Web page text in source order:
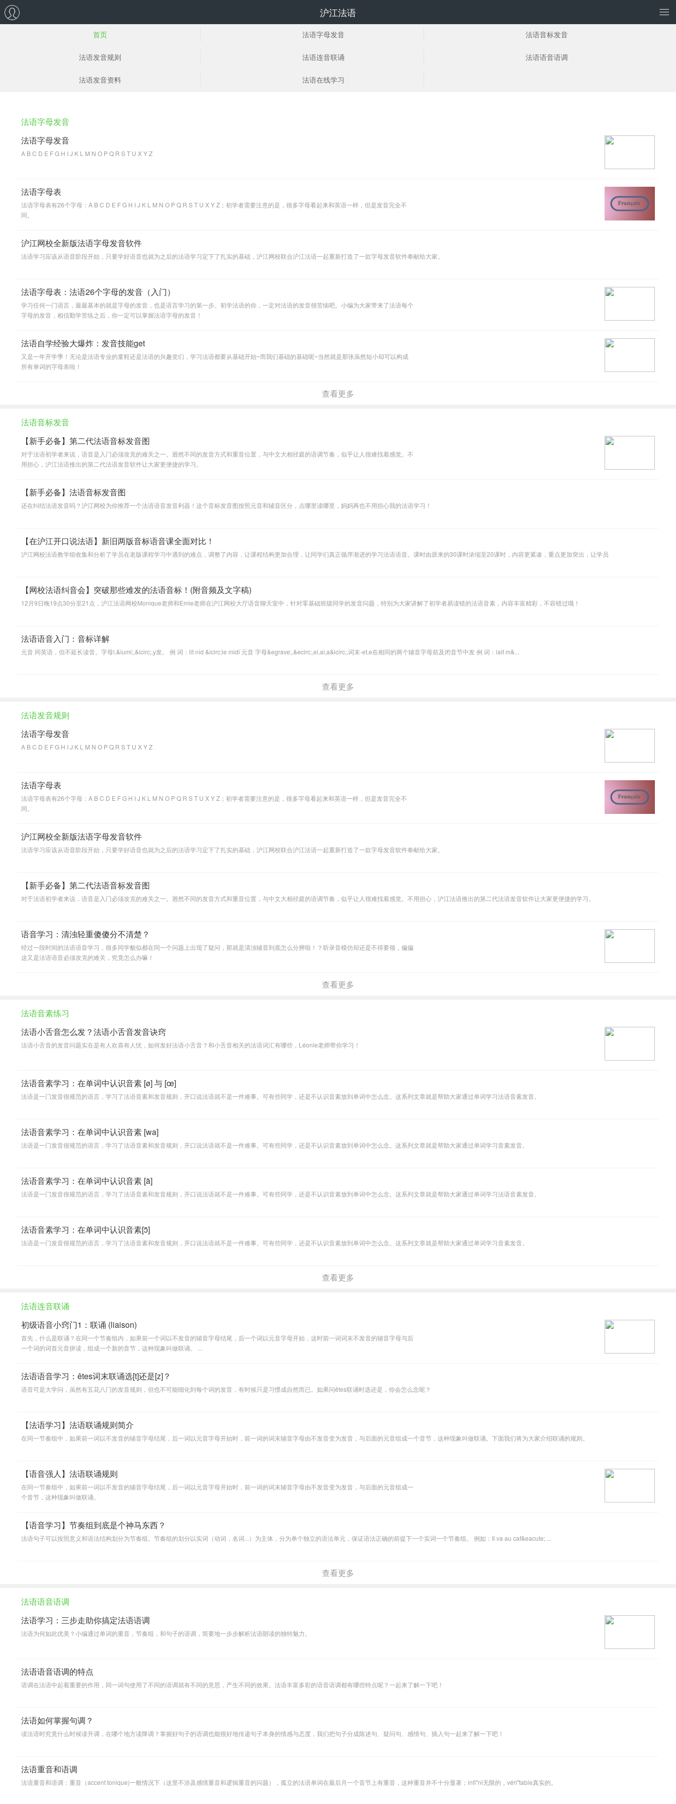
沪江法语
首页 法语字母发音 法语音标发音
法语发音规则 法语连音联诵 法语语音语调
法语发音资料 法语在线学习
法语字母发音
法语字母发音
A B C D E F G H I J K L M N O P Q R S T U X Y Z
法语字母表
法语字母表有26个字母：A B C D E F G H I J K L M N O P Q R S T U X Y Z；初学者需要注意的是，很多字母看起来和英语一样，但是发音完全不
同。
沪江网校全新版法语字母发音软件
法语学习应该从语音阶段开始，只要学好语音也就为之后的法语学习定下了扎实的基础，沪江网校联合沪江法语一起重新打造了一款字母发音软件奉献给大家。
法语字母表：法语26个字母的发音（入门）
学习任何一门语言，最最基本的就是字母的发音，也是语言学习的第一步。初学法语的你，一定对法语的发音很苦恼吧。小编为大家带来了法语每个
字母的发音，相信勤学苦练之后，你一定可以掌握法语字母的发音！
法语自学经验大爆炸：发音技能get
又是一年开学季！无论是法语专业的童鞋还是法语的兴趣党们，学习法语都要从基础开始~而我们基础的基础呢~当然就是那张虽然短小却可以构成
所有单词的字母表啦！
查看更多
法语音标发音
【新手必备】第二代法语音标发音图
对于法语初学者来说，语音是入门必须攻克的难关之一。迥然不同的发音方式和重音位置，与中文大相径庭的语调节奏，似乎让人很难找着感觉。不
用担心，沪江法语推出的第二代法语发音软件让大家更便捷的学习。
【新手必备】法语音标发音图
还在纠结法语发音吗？沪江网校为你推荐一个法语语音发音利器！这个音标发音图按照元音和辅音区分，点哪里读哪里，妈妈再也不用担心我的法语学习！
【在沪江开口说法语】新旧两版音标语音课全面对比！
沪江网校法语教学组收集和分析了学员在老版课程学习中遇到的难点，调整了内容，让课程结构更加合理，让同学们真正循序渐进的学习法语语音。课时由原来的30课时浓缩至20课时，内容更紧凑，重点更加突出，让学员
【网校法语纠音会】突破那些难发的法语音标！(附音频及文字稿)
12月9日晚19点30分至21点，沪江法语网校Monique老师和Emie老师在沪江网校大厅语音聊天室中，针对零基础班级同学的发音问题，特别为大家讲解了初学者易读错的法语音素，内容丰富精彩，不容错过哦！
法语语音入门：音标详解
元音 同英语，但不延长读音。字母i,&iuml;,&icirc;,y发。 例 词：lit nid &icirc;le midi 元音 字母&egrave;,&ecirc;,ei,ai,a&icirc;,词末-et,e在相同的两个辅音字母前及闭音节中发 例 词：lait m&...
查看更多
法语发音规则
法语字母发音
A B C D E F G H I J K L M N O P Q R S T U X Y Z
法语字母表
法语字母表有26个字母：A B C D E F G H I J K L M N O P Q R S T U X Y Z；初学者需要注意的是，很多字母看起来和英语一样，但是发音完全不
同。
沪江网校全新版法语字母发音软件
法语学习应该从语音阶段开始，只要学好语音也就为之后的法语学习定下了扎实的基础，沪江网校联合沪江法语一起重新打造了一款字母发音软件奉献给大家。
【新手必备】第二代法语音标发音图
对于法语初学者来说，语音是入门必须攻克的难关之一。迥然不同的发音方式和重音位置，与中文大相径庭的语调节奏，似乎让人很难找着感觉。不用担心，沪江法语推出的第二代法语发音软件让大家更便捷的学习。
语音学习：清浊轻重傻傻分不清楚？
经过一段时间的法语语音学习，很多同学貌似都在同一个问题上出现了疑问，那就是清浊辅音到底怎么分辨啦！？听录音模仿却还是不得要领，偏偏
这又是法语语音必须攻克的难关，究竟怎么办嘛！
查看更多
法语音素练习
法语小舌音怎么发？法语小舌音发音诀窍
法语小舌音的发音问题实在是有人欢喜有人忧，如何发好法语小舌音？和小舌音相关的法语词汇有哪些，Léonie老师带你学习！
法语音素学习：在单词中认识音素 [ø] 与 [œ]
法语是一门发音很规范的语言，学习了法语音素和发音规则，开口说法语就不是一件难事。可有些同学，还是不认识音素放到单词中怎么念。这系列文章就是帮助大家通过单词学习法语音素发音。
法语音素学习：在单词中认识音素 [wa]
法语是一门发音很规范的语言，学习了法语音素和发音规则，开口说法语就不是一件难事。可有些同学，还是不认识音素放到单词中怎么念。这系列文章就是帮助大家通过单词学习音素发音。
法语音素学习：在单词中认识音素 [ã]
法语是一门发音很规范的语言，学习了法语音素和发音规则，开口说法语就不是一件难事。可有些同学，还是不认识音素放到单词中怎么念。这系列文章就是帮助大家通过单词学习法语音素发音。
法语音素学习：在单词中认识音素[ɔ̃]
法语是一门发音很规范的语言，学习了法语音素和发音规则，开口说法语就不是一件难事。可有些同学，还是不认识音素放到单词中怎么念。这系列文章就是帮助大家通过单词学习音素发音。
查看更多
法语连音联诵
初级语音小窍门1：联诵 (liaison)
首先，什么是联诵？在同一个节奏组内，如果前一个词以不发音的辅音字母结尾，后一个词以元音字母开始，这时前一词词末不发音的辅音字母与后
法语语音学习：êtes词末联诵选[t]还是[z]？
语音可是大学问，虽然有五花八门的发音规则，但也不可能细化到每个词的发音，有时候只是习惯成自然而已。如果问êtes联诵时选还是，你会怎么念呢？
【法语学习】法语联诵规则简介
在同一节奏组中，如果前一词以不发音的辅音字母结尾，后一词以元音字母开始时，前一词的词末辅音字母由不发音变为发音，与后面的元音组成一个音节，这种现象叫做联诵。下面我们将为大家介绍联诵的规则。
【语音强人】法语联诵规则
在同一节奏组中，如果前一词以不发音的辅音字母结尾，后一词以元音字母开始时，前一词的词末辅音字母由不发音变为发音，与后面的元音组成一
个音节，这种现象叫做联诵。
【语音学习】节奏组到底是个神马东西？
法语句子可以按照意义和语法结构划分为节奏组。节奏组的划分以实词（动词，名词...）为主体，分为单个独立的语法单元，保证语法正确的前提下一个实词一个节奏组。 例如：Il va au caf&eacute; ...
查看更多
法语语音语调
法语学习：三步走助你搞定法语语调
法语为何如此优美？小编通过单词的重音，节奏组，和句子的语调，简要地一步步解析法语朗读的独特魅力。
法语语音语调的特点
语调在法语中起着重要的作用，同一词句使用了不同的语调就有不同的意思，产生不同的效果。法语丰富多彩的语音语调都有哪些特点呢？一起来了解一下吧！
法语如何掌握句调？
读法语时究竟什么时候读升调，在哪个地方读降调？掌握好句子的语调也能很好地传递句子本身的情感与态度，我们把句子分成陈述句、疑问句、感情句、插入句一起来了解一下吧！
法语重音和语调
法语重音和语调：重音（accent tonique)一般情况下（这里不涉及感情重音和逻辑重音的问题），孤立的法语单词在最后月一个音节上有重音，这种重音并不十分显著；infi''ni无限的，véri''table真实的。